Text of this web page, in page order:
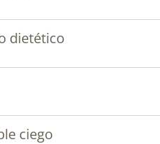
dietético
ciego